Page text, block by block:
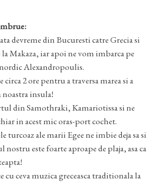
devreme din Bucuresti catre Grecia si
Makaza, iar apoi ne vom imbarca pe
Alexandropoulis.
circa 2 ore pentru a traversa marea si a
noastra insula!
din Samothraki, Kamariotissa si ne
in acest mic oras-port cochet.
turcoaz ale marii Egee ne imbie deja sa si
este foarte aproape de plaja, asa ca
cu ceva muzica greceasca traditionala la